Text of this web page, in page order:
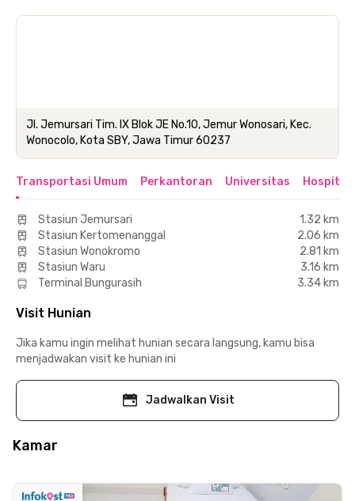
Jl. Jemursari Tim. IX Blok JE No.10, Jemur Wonosari, Kec.
Wonocolo, Kota SBY, Jawa Timur 60237
Transportasi Umum Perkantoran Universitas Hospital
Stasiun Jemursari
1.32 km
Stasiun Kertomenanggal
2.06 km
Stasiun Wonokromo
2.81 km
Stasiun Waru
3.16 km
Terminal Bungurasih
3.34 km
Visit Hunian
Jika kamu ingin melihat hunian secara langsung, kamu bisa
menjadwakan visit ke hunian ini
Jadwalkan Visit
Kamar